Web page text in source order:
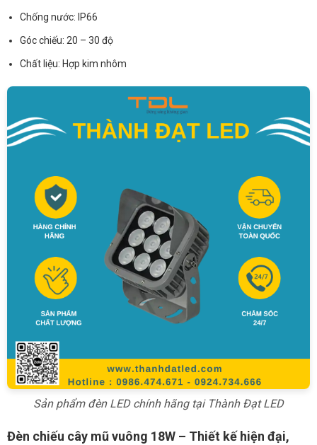
Chống nước: IP66
Góc chiếu: 20 – 30 độ
Chất liệu: Hợp kim nhôm
Sản phẩm đèn LED chính hãng tại Thành Đạt LED
Đèn chiếu cây mũ vuông 18W – Thiết kế hiện đại,